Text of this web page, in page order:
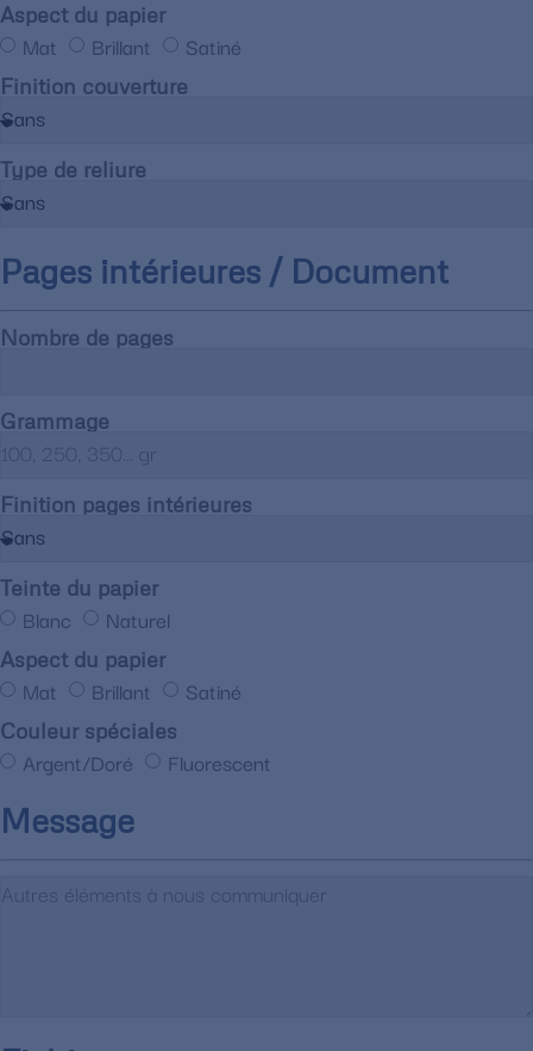
Aspect du papier
Mat Brillant Satiné
Finition couverture
Type de reliure
Pages intérieures / Document
Nombre de pages
Grammage
Finition pages intérieures
Teinte du papier
Blanc Naturel
Aspect du papier
Mat Brillant Satiné
Couleur spéciales
Argent/Doré Fluorescent
Message